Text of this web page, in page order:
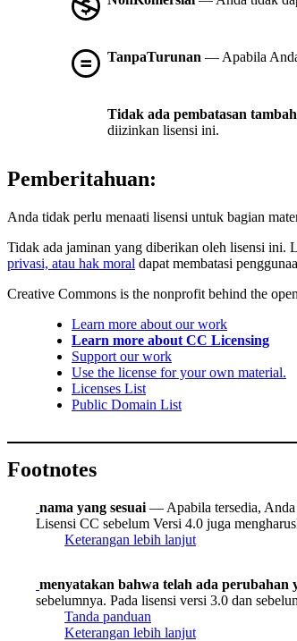
TanpaTurunan — Apabila
Tidak ada pembatasan
diizinkan lisensi ini.
Pemberitahuan:
Anda tidak perlu menaati lisensi untuk bagian
Tidak ada jaminan yang diberikan oleh lisensi ini.
privasi, atau hak moral dapat membatasi
Creative Commons is the nonprofit behind the
Learn more about our work
Learn more about CC Licensing
Support our work
Use the license for your own material.
Licenses List
Public Domain List
Footnotes
nama yang sesuai — Apabila tersedia, Anda
Lisensi CC sebelum Versi 4.0 juga
Keterangan lebih lanjut
menyatakan bahwa telah ada perubahan
sebelumnya. Pada lisensi versi 3.0 dan
Tanda panduan
Keterangan lebih lanjut